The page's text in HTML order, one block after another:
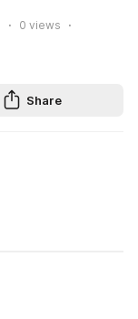
0 views
Share